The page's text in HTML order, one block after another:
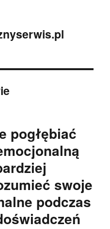
pogłębiać
swoje
podczas